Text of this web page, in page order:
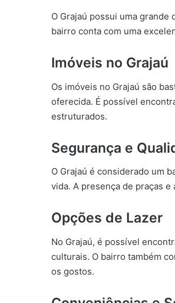
O Grajaú possui uma
bairro conta com uma
Imóveis no Grajaú
Os imóveis no Grajaú são
oferecida. É possível
estruturados.
Segurança e
O Grajaú é considerado um
vida. A presença de praças
Opções de Lazer
No Grajaú, é possível
culturais. O bairro também
os gostos.